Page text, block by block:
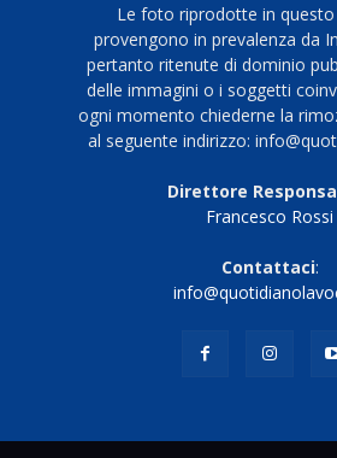
Le foto riprodotte in
provengono in prevalenza da
pertanto ritenute di dominio
delle immagini o i soggetti
ogni momento chiederne la
al seguente indirizzo:
Direttore
Francesco Rossi
Contattaci: